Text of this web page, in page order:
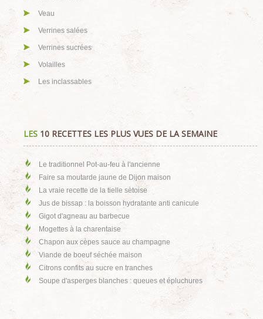
Veau
Verrines salées
Verrines sucrées
Volailles
Les inclassables
LES 10 RECETTES LES PLUS VUES DE LA SEMAINE
Le traditionnel Pot-au-feu à l'ancienne
Faire sa moutarde jaune de Dijon maison
La vraie recette de la tielle sètoise
Jus de bissap : la boisson hydratante anti canicule
Gigot d'agneau au barbecue
Mogettes à la charentaise
Chapon aux cèpes sauce au champagne
Viande de boeuf séchée maison
Citrons confits au sucre en tranches
Soupe d'asperges blanches : queues et épluchures